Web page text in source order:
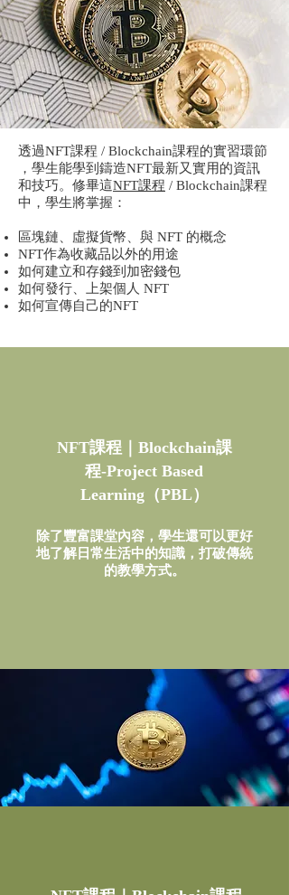
透過NFT課程 / Blockchain課程的實習環節
，學生能學到鑄造NFT最新又實用的資訊
和技巧。修畢這NFT課程 / Blockchain課程
中，學生將掌握：
區塊鏈、虛擬貨幣、與 NFT 的概念
NFT作為收藏品以外的用途
如何建立和存錢到加密錢包
如何發行、上架個人 NFT
如何宣傳自己的NFT
NFT課程｜Blockchain課
程-Project Based
Learning（PBL）
除了豐富課堂內容，學生還可以更好
地了解日常生活中的知識，打破傳統
的教學方式。